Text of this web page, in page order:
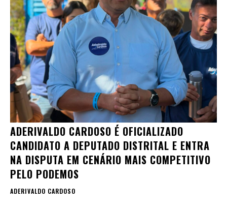
ADERIVALDO CARDOSO É OFICIALIZADO
CANDIDATO A DEPUTADO DISTRITAL E ENTRA
NA DISPUTA EM CENÁRIO MAIS COMPETITIVO
PELO PODEMOS
ADERIVALDO CARDOSO